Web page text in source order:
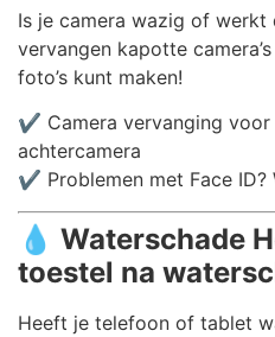
Is je camera wazig of werkt
vervangen kapotte
foto’s kunt maken!
✔️ Camera vervanging
achtercamera
✔️ Problemen met Face ID?
💧 Waterschade
toestel na
Heeft je telefoon of tablet